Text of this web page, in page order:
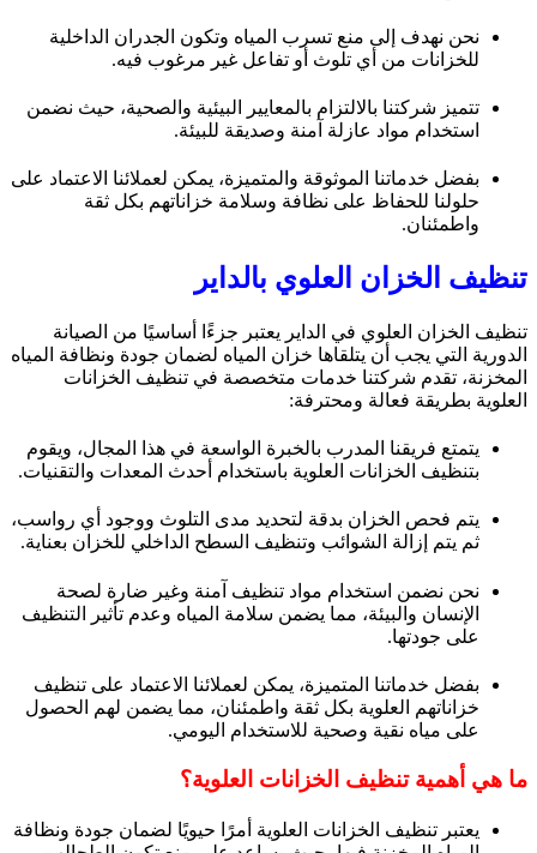
نحن نهدف إلى منع تسرب المياه وتكون الجدران الداخلية
للخزانات من أي تلوث أو تفاعل غير مرغوب فيه.
تتميز شركتنا بالالتزام بالمعايير البيئية والصحية، حيث نضمن
استخدام مواد عازلة آمنة وصديقة للبيئة.
بفضل خدماتنا الموثوقة والمتميزة، يمكن لعملائنا الاعتماد على
حلولنا للحفاظ على نظافة وسلامة خزاناتهم بكل ثقة
واطمئنان.
تنظيف الخزان العلوي بالداير
تنظيف الخزان العلوي في الداير يعتبر جزءًا أساسيًا من الصيانة
الدورية التي يجب أن يتلقاها خزان المياه لضمان جودة ونظافة المياه
المخزنة، تقدم شركتنا خدمات متخصصة في تنظيف الخزانات
العلوية بطريقة فعالة ومحترفة:
يتمتع فريقنا المدرب بالخبرة الواسعة في هذا المجال، ويقوم
بتنظيف الخزانات العلوية باستخدام أحدث المعدات والتقنيات.
يتم فحص الخزان بدقة لتحديد مدى التلوث ووجود أي رواسب،
ثم يتم إزالة الشوائب وتنظيف السطح الداخلي للخزان بعناية.
نحن نضمن استخدام مواد تنظيف آمنة وغير ضارة لصحة
الإنسان والبيئة، مما يضمن سلامة المياه وعدم تأثير التنظيف
على جودتها.
بفضل خدماتنا المتميزة، يمكن لعملائنا الاعتماد على تنظيف
خزاناتهم العلوية بكل ثقة واطمئنان، مما يضمن لهم الحصول
على مياه نقية وصحية للاستخدام اليومي.
ما هي أهمية تنظيف الخزانات العلوية؟
يعتبر تنظيف الخزانات العلوية أمرًا حيويًا لضمان جودة ونظافة